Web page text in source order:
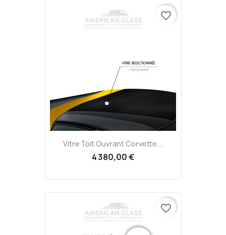
Vitre Toit Ouvrant Corvette...
4 380,00 €
favorite_border
favorite_border